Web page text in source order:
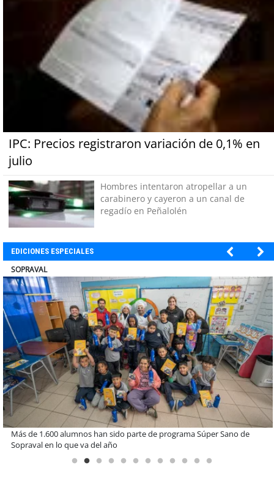
IPC: Precios registraron variación de 0,1% en
julio
Hombres intentaron atropellar a un
carabinero y cayeron a un canal de
regadío en Peñalolén
EDICIONES ESPECIALES
ULTRAPORT
Estudiantes de la UCN desarrollan tecnología para modernizar la
operación de Ultraport Coquimbo